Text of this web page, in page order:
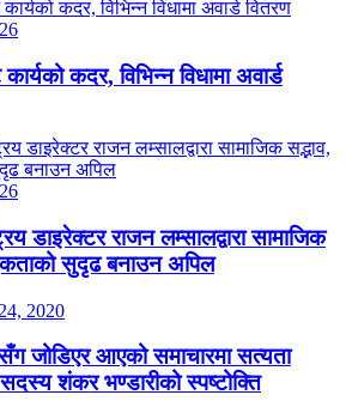
कदर, विभिन्न विधामा अवार्ड
डाइरेक्टर राजन लम्सालद्वारा सामाजिक
सुदृढ बनाउन अपिल
2020
जोडिएर आएको समाचारमा सत्यता
शंकर भण्डारीको स्पष्टोक्ति